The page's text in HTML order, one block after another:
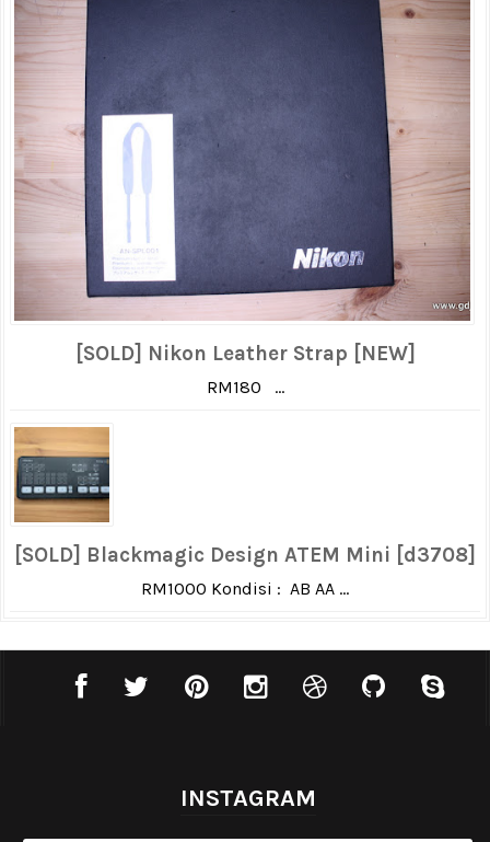
[SOLD] Nikon Leather Strap [NEW]
RM180 ...
[SOLD] Blackmagic Design ATEM Mini [d3708]
RM1000 Kondisi : AB AA ...
INSTAGRAM